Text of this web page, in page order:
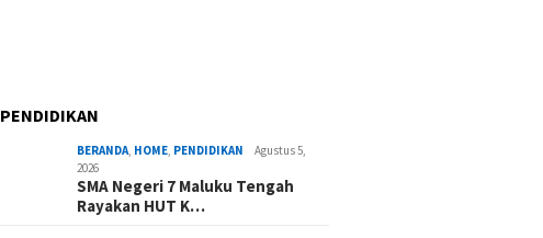
PENDIDIKAN
BERANDA HOME PENDIDIKAN
Agustus 5,
2026
SMA Negeri 7 Maluku Tengah
Rayakan HUT K…